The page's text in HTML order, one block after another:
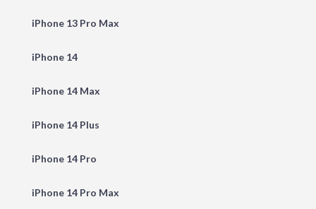
iPhone 13 Pro Max
iPhone 14
iPhone 14 Max
iPhone 14 Plus
iPhone 14 Pro
iPhone 14 Pro Max